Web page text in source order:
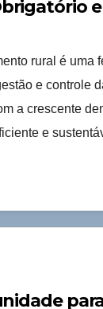
rural é uma
e controle
a crescente
e